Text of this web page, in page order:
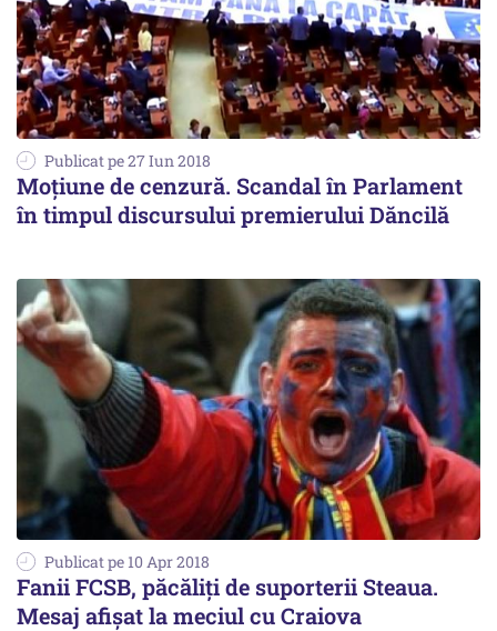
Publicat pe 27 Iun 2018
Moțiune de cenzură. Scandal în Parlament
în timpul discursului premierului Dăncilă
Publicat pe 10 Apr 2018
Fanii FCSB, păcăliți de suporterii Steaua.
Mesaj afișat la meciul cu Craiova